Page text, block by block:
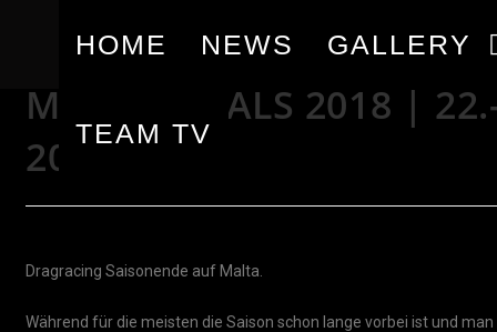
HOME NEWS GALLERY
TEAM TV
MALTA FINALS 2018 |
2018
Dragracing Saisonende auf Malta.
Während für die meisten die Saison schon lange vorbei ist und